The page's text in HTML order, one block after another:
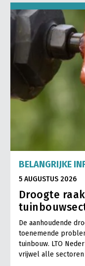
BELANGRIJKE
5 AUGUSTUS 2026
Droogte
De aanhoudende
toenemende
tuinbouw. LTO
vrijwel alle